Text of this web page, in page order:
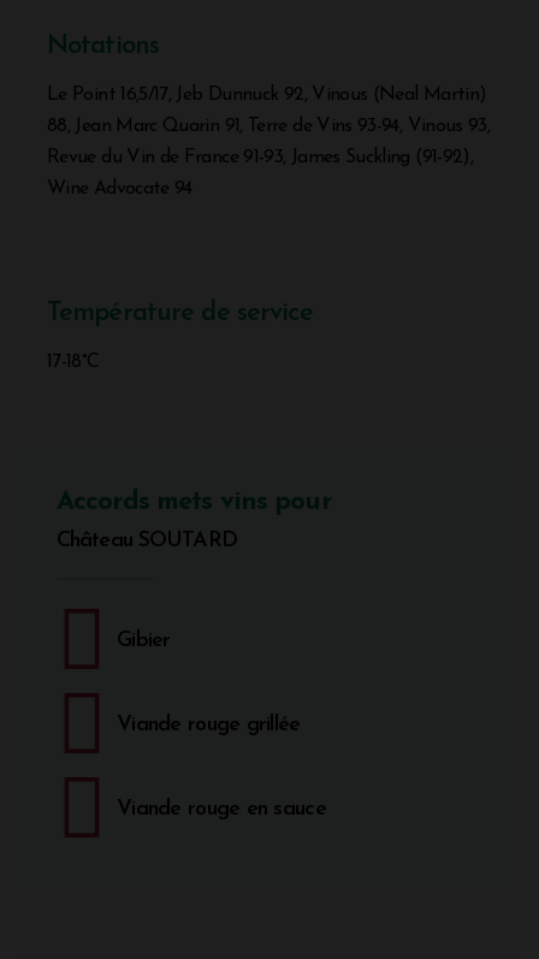
Notations
Le Point 16,5/17, Jeb Dunnuck 92, Vinous (Neal Martin)
88, Jean Marc Quarin 91, Terre de Vins 93-94, Vinous 93,
Revue du Vin de France 91-93, James Suckling (91-92),
Wine Advocate 94
Température de service
17-18°C
Accords mets vins pour
Château SOUTARD
Gibier
Viande rouge grillée
Viande rouge en sauce